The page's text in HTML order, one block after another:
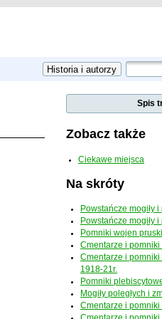
Spis
Zobacz także
Ciekawe miejsca
Na skróty
Powstańcze mogiły
Powstańcze mogiły
Pomniki wojen
Cmentarze i pomniki
Cmentarze i
1918-21r.
Pomniki
Mogiły poległych i
Cmentarze i